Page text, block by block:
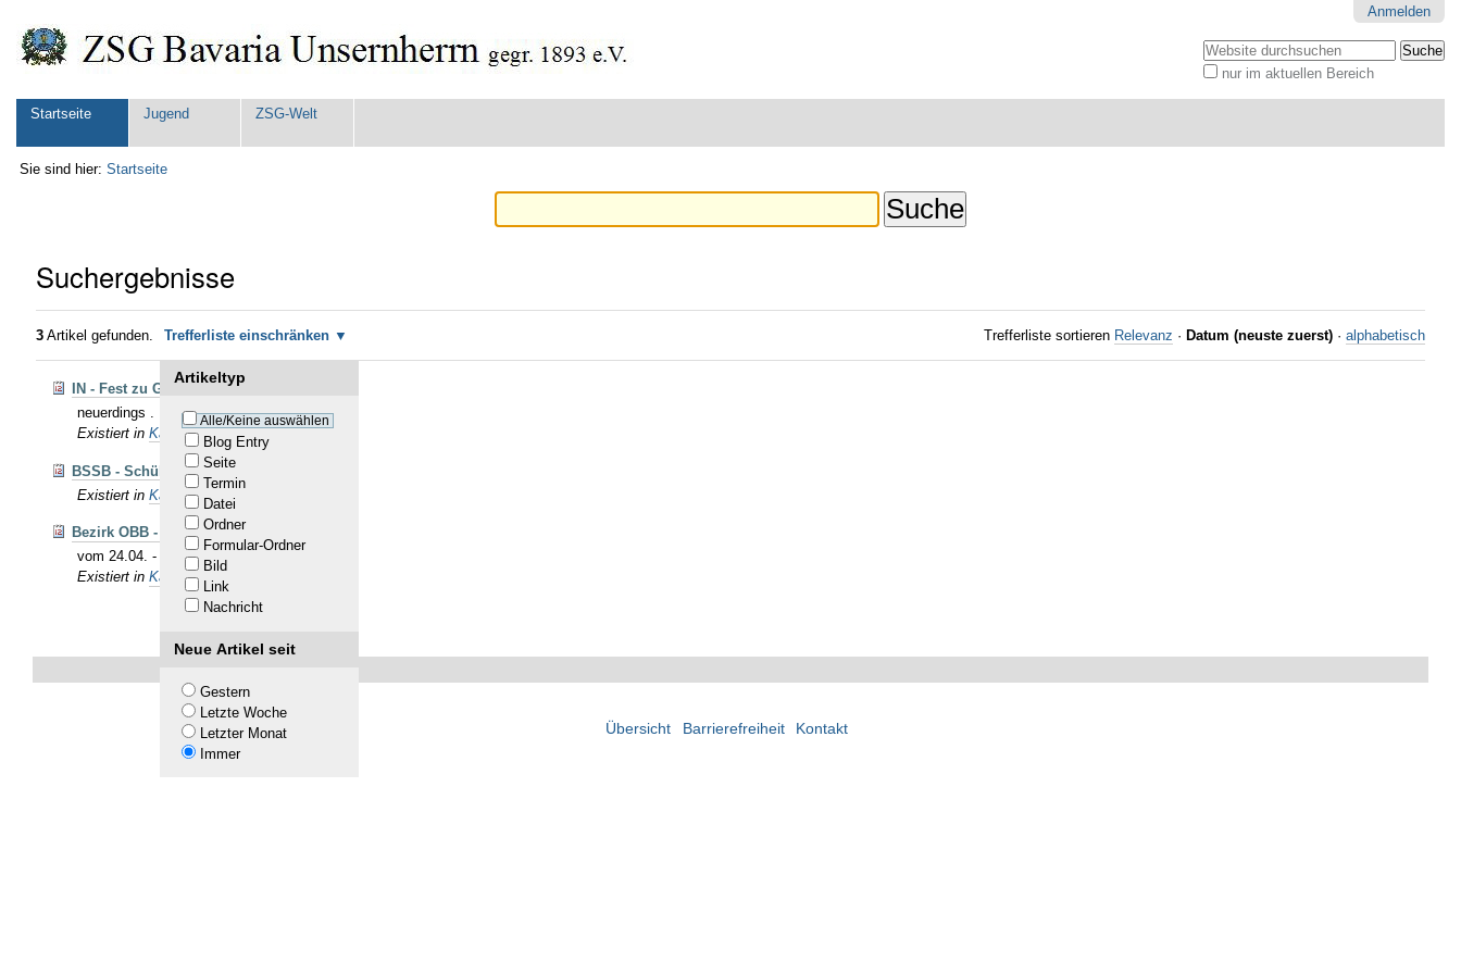
zum
Inhalt
|
zur
Navigation
Werkzeuge
Anmelden
Website durchsuchen
nur im aktuellen Bereich
Suche…
Sektionen
Startseite Jugend ZSG-Welt
Sie sind hier: Startseite
Suchergebnisse
3 Artikel gefunden. Trefferliste einschränken
Artikeltyp
Alle/Keine auswählen
Blog Entry
Seite
Termin
Datei
Ordner
Formular-Ordner
Bild
Link
Nachricht
Neue Artikel seit
Gestern
Letzte Woche
Letzter Monat
Immer
Trefferliste sortieren Relevanz · Datum (neuste zuerst) · alphabetisch
IN - Fest zu Georgi
neuerdings . . . "Fest zum reinen Bier"
Existiert in Kalender
BSSB - Schüler U12 - Fernwettkampf
Existiert in Kalender
Bezirk OBB - Meisterschaft Allg.
vom 24.04. - 10.05.26 - Zeitplan Hochbrück
Existiert in Kalender
Übersicht Barrierefreiheit Kontakt